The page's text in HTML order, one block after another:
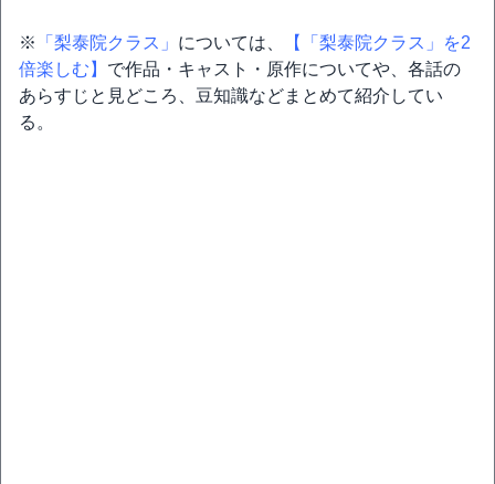
※ 「梨泰院クラス」 については、
【「梨泰院クラス」を2
倍楽しむ】 で作品・キャスト・原作についてや、各話の
あらすじと見どころ、豆知識などまとめて紹介してい
る。